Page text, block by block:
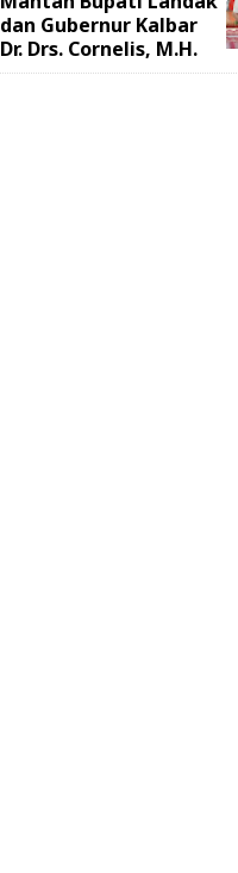
dan Gubernur Kalbar
Dr. Drs. Cornelis, M.H.